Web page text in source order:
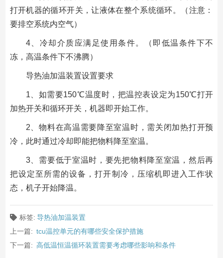
打开机器的循环开关，让液体在整个系统循环。（注意：
要排空系统内空气）
4、冷却介质应满足使用条件。（即低温条件下不
冻，高温条件下不沸腾）
导热油加温装置设置要求
1、如需要150℃温度时，把温控表设定为150℃打开
加热开关和循环开关，机器即开始工作。
2、物料在高温需要降至室温时，需关闭加热打开预
冷，此时通过冷却即能把物料降至室温。
3、需要低于室温时，要先把物料降至室温，然后再
把设定至所需的设备，打开制冷，压缩机即进入工作状
态，机子开始降温。
标签: 导热油加温装置
上一篇: tcu温控单元的有哪些安全保护措施
下一篇: 高低温恒温循环装置需要考虑哪些影响和条件